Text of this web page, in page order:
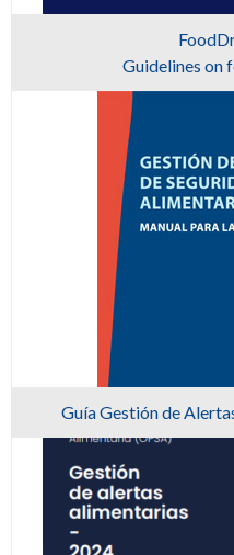
Guidelines on
Guía Gestión de